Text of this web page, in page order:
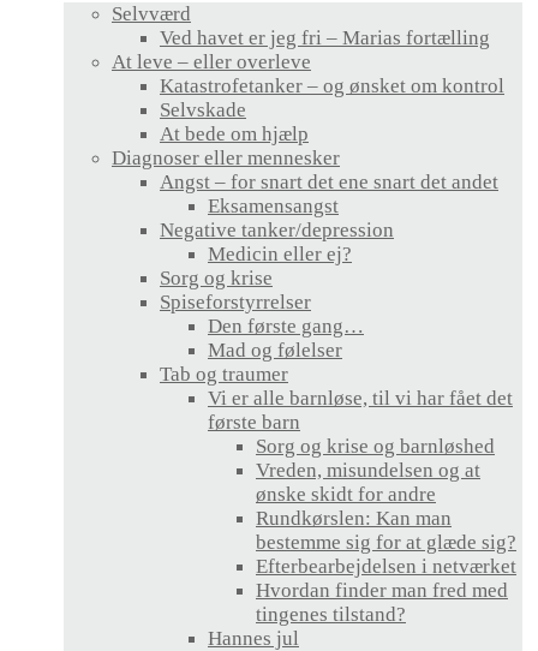
Selvværd
Ved havet er jeg fri – Marias fortælling
At leve – eller overleve
Katastrofetanker – og ønsket om kontrol
Selvskade
At bede om hjælp
Diagnoser eller mennesker
Angst – for snart det ene snart det andet
Eksamensangst
Negative tanker/depression
Medicin eller ej?
Sorg og krise
Spiseforstyrrelser
Den første gang…
Mad og følelser
Tab og traumer
Vi er alle barnløse, til vi har fået det
første barn
Sorg og krise og barnløshed
Vreden, misundelsen og at
ønske skidt for andre
Rundkørslen: Kan man
bestemme sig for at glæde sig?
Efterbearbejdelsen i netværket
Hvordan finder man fred med
tingenes tilstand?
Hannes jul